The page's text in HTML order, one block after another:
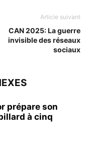
Article suivant
CAN 2025: La guerre
invisible des réseaux
sociaux
prépare son
à cinq